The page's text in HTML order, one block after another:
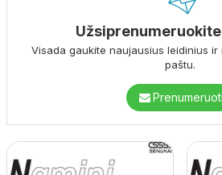
Visada gaukite naujausius leidinius ir
paštu.
Prenumeruoti